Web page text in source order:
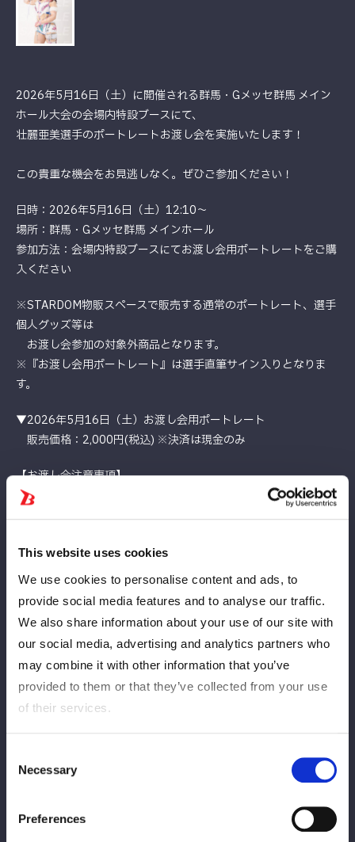
This website uses cookies
We use cookies to personalise content and ads, to
provide social media features and to analyse our traffic.
We also share information about your use of our site with
our social media, advertising and analytics partners who
may combine it with other information that you’ve
provided to them or that they’ve collected from your use
of their services.
Selection
Necessary
Preferences
2026年5月16日（土）に開催される群馬・Gメッセ群馬 メイン
ホール大会の会場内特設ブースにて、
壮麗亜美選手のポートレートお渡し会を実施いたします！
この貴重な機会をお見逃しなく。ぜひご参加ください！
日時：2026年5月16日（土）12:10～
場所：群馬・Gメッセ群馬 メインホール
参加方法：会場内特設ブースにてお渡し会用ポートレートをご購
入ください
※STARDOM物販スペースで販売する通常のポートレート、選手
個人グッズ等は
お渡し会参加の対象外商品となります。
※『お渡し会用ポートレート』は選手直筆サイン入りとなりま
す。
▼2026年5月16日（土）お渡し会用ポートレート
販売価格：2,000円(税込) ※決済は現金のみ
【お渡し会注意事項】
※選手・スタッフへの暴力行為、暴言、誹謗中傷、公序良俗に反
する発言等を確認した場合、
す。
その他、各種ルールをお守りいただけないお客様についても、悪
質を判断した場合には退場していただきます。
その際、入場料金の返金等はございません。あらかじめご了承く
※列が途切れ次第終了となります。
※お時間および在庫に限りがございますため、定員に達し次第、
新規のお並びをお断りさせていただきます。
※公平かつ適正な運営のため、一度の参加につきポートレート購
※スマートフォン等を取り出し選手に見せる、手渡そうとするな
※ファンレター、プレゼントなどあらゆる贈り物等はお受けでき